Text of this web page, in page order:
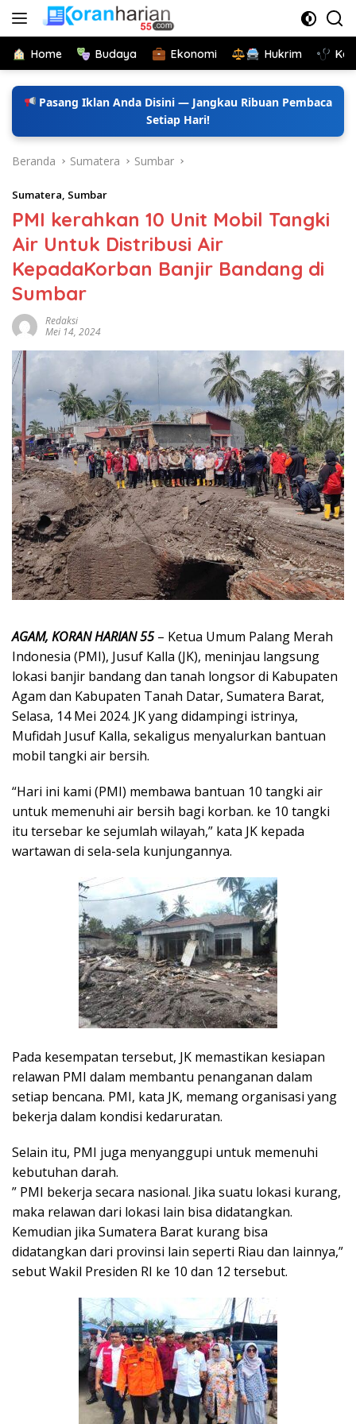
Langsung
Home Budaya Ekonomi Hukrim
Pasang Iklan Anda Disini — Jangkau Ribuan Pembaca
Setiap Hari!
Beranda Sumatera Sumbar
Sumatera, Sumbar
PMI kerahkan 10 Unit Mobil Tangki
Air Untuk Distribusi Air
KepadaKorban Banjir Bandang di
Sumbar
Redaksi
Mei 14, 2024
AGAM, KORAN HARIAN 55– Ketua Umum Palang Merah
Indonesia (PMI), Jusuf Kalla (JK), meninjau langsung
lokasi banjir bandang dan tanah longsor di Kabupaten
Agam dan Kabupaten Tanah Datar, Sumatera Barat,
Selasa, 14 Mei 2024. JK yang didampingi istrinya,
Mufidah Jusuf Kalla, sekaligus menyalurkan bantuan
mobil tangki air bersih.
“Hari ini kami (PMI) membawa bantuan 10 tangki air
untuk memenuhi air bersih bagi korban. ke 10 tangki
itu tersebar ke sejumlah wilayah,” kata JK kepada
wartawan di sela-sela kunjungannya.
Pada kesempatan tersebut, JK memastikan kesiapan
relawan PMI dalam membantu penanganan dalam
setiap bencana. PMI, kata JK, memang organisasi yang
bekerja dalam kondisi kedaruratan.
Selain itu, PMI juga menyanggupi untuk memenuhi
kebutuhan darah.
” PMI bekerja secara nasional. Jika suatu lokasi kurang,
maka relawan dari lokasi lain bisa didatangkan.
Kemudian jika Sumatera Barat kurang bisa
didatangkan dari provinsi lain seperti Riau dan lainnya,”
sebut Wakil Presiden RI ke 10 dan 12 tersebut.